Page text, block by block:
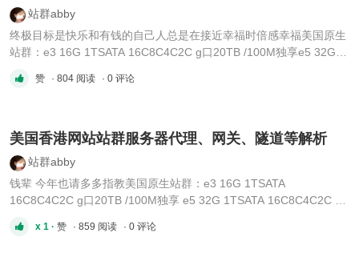
站群abby
终极目标是快乐和有钱的自己人总是在接近幸福时倍感幸福美国原生
站群：e3 16G 1TSATA 16C8C4C2C g口20TB /100M独享e5 32G
16C8C4C2C g口20TB /100M独享双e5-2640V4 32G 1TSSD
赞 · 804 阅读 · 0 评论
美国香港网站站群服务器代理、网关、隧道等解析
站群abby
钱辈 今年也请多多指教美国原生站群：e3 16G 1TSATA
16C8C4C2C g口20TB /100M独享 e5 32G 1TSATA 16C8C4C2C g
独享 双e5-2640V4 32G 1TSSD 16C8C4C2C g口20TB /100M独享
x 1 · 赞 · 859 阅读 · 0 评论